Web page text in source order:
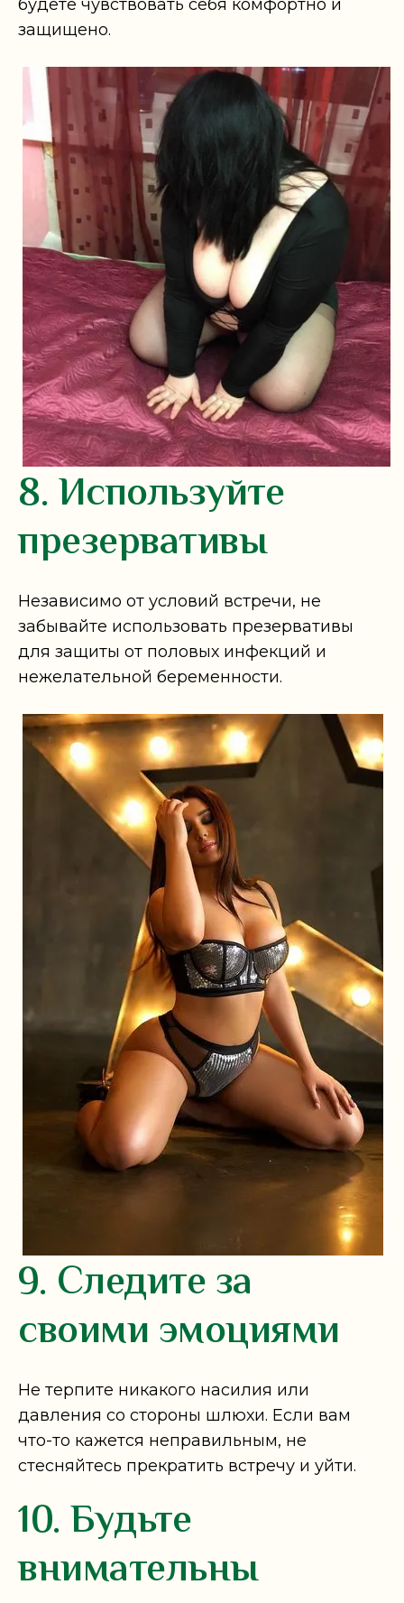
будете чувствовать себя комфортно и
защищено.
8. Используйте
презервативы
Независимо от условий встречи, не
забывайте использовать презервативы
для защиты от половых инфекций и
нежелательной беременности.
9. Следите за
своими эмоциями
Не терпите никакого насилия или
давления со стороны шлюхи. Если вам
что-то кажется неправильным, не
стесняйтесь прекратить встречу и уйти.
10. Будьте
внимательны